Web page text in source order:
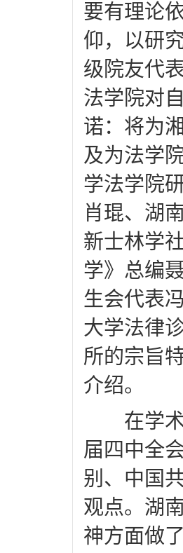
要有理论
仰，以研
级院友代
法学院对
诺：将为
及为法学
学法学院
肖琨、湖
新士林学
学》总编
生会代表
大学法律
所的宗旨
介绍。
在学术
届四中全
别、中国
观点。湖
神方面做